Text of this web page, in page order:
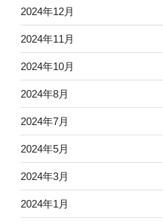
2024年12月
2024年11月
2024年10月
2024年8月
2024年7月
2024年5月
2024年3月
2024年1月